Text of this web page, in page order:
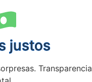
justos
Transparencia